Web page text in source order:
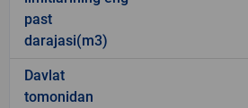
past
darajasi(m3)
Davlat
tomonidan